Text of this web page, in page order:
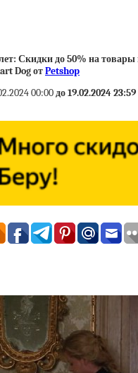
Скидки до 50% на
Dog отPetshop
00:00до 19.02.2024 23:59